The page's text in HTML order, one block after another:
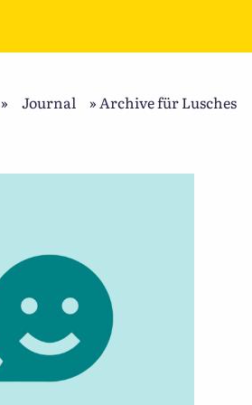
» Journal »Archive für Lusches